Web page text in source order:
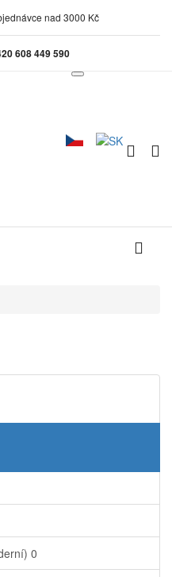
nad 3000 Kč
608 449 590
0